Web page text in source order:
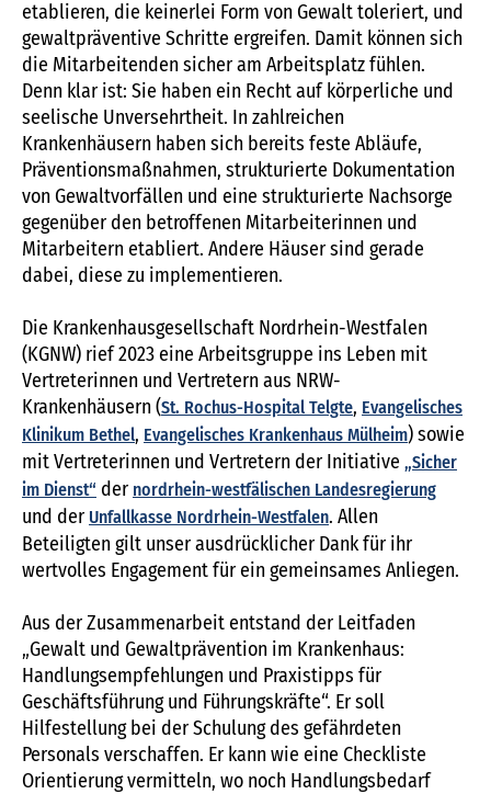
etablieren, die keinerlei Form von Gewalt toleriert, und
gewaltpräventive Schritte ergreifen. Damit können sich
die Mitarbeitenden sicher am Arbeitsplatz fühlen.
Denn klar ist: Sie haben ein Recht auf körperliche und
seelische Unversehrtheit. In zahlreichen
Krankenhäusern haben sich bereits feste Abläufe,
Präventionsmaßnahmen, strukturierte Dokumentation
von Gewaltvorfällen und eine strukturierte Nachsorge
gegenüber den betroffenen Mitarbeiterinnen und
Mitarbeitern etabliert. Andere Häuser sind gerade
dabei, diese zu implementieren.
Die Krankenhausgesellschaft Nordrhein-Westfalen
(KGNW) rief 2023 eine Arbeitsgruppe ins Leben mit
Vertreterinnen und Vertretern aus NRW-
Krankenhäusern (St. Rochus-Hospital Telgte, Evangelisches
Klinikum Bethel, Evangelisches Krankenhaus Mülheim) sowie
mit Vertreterinnen und Vertretern der Initiative „Sicher
im Dienst“ der nordrhein-westfälischen Landesregierung
und der Unfallkasse Nordrhein-Westfalen. Allen
Beteiligten gilt unser ausdrücklicher Dank für ihr
wertvolles Engagement für ein gemeinsames Anliegen.
Aus der Zusammenarbeit entstand der Leitfaden
„Gewalt und Gewaltprävention im Krankenhaus:
Handlungsempfehlungen und Praxistipps für
Geschäftsführung und Führungskräfte“. Er soll
Hilfestellung bei der Schulung des gefährdeten
Personals verschaffen. Er kann wie eine Checkliste
Orientierung vermitteln, wo noch Handlungsbedarf